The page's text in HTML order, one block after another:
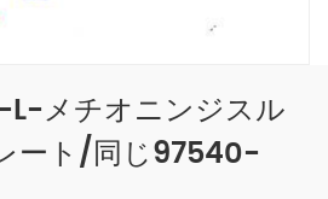
メチオニンジスル
ート/同じ97540-